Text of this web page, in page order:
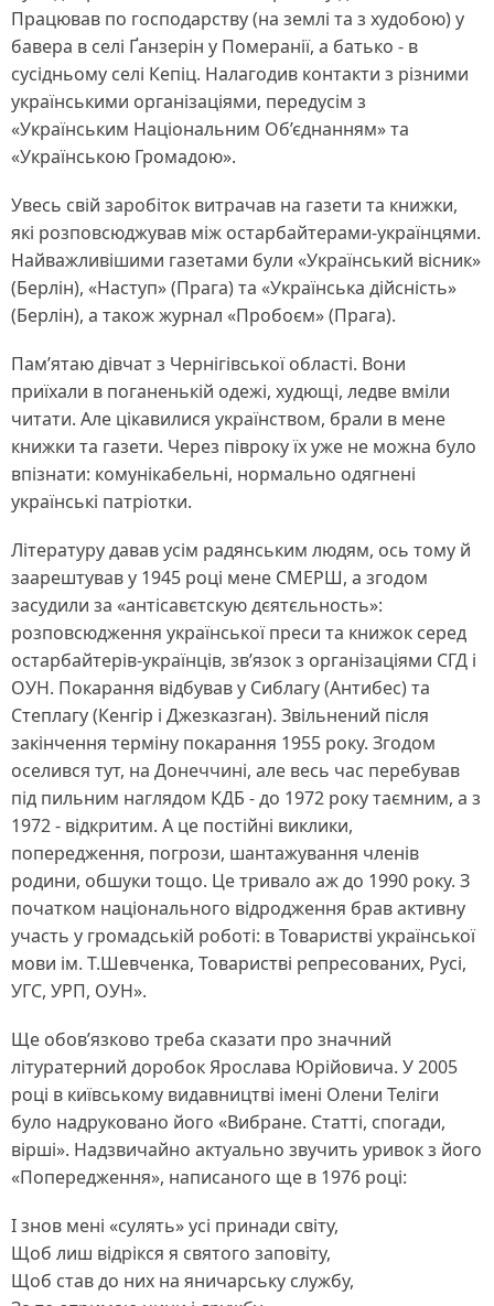
Працював по господарству (на землі та з худобою) у
бавера в селі Ґанзерін у Померанії, а батько - в
сусідньому селі Кепіц. Налагодив контакти з різними
українськими організаціями, передусім з
«Українським Національним Об’єднанням» та
«Українською Громадою».
Увесь свій заробіток витрачав на газети та книжки,
які розповсюджував між остарбайтерами-українцями.
Найважливішими газетами були «Український вісник»
(Берлін), «Наступ» (Прага) та «Українська дійсність»
(Берлін), а також журнал «Пробоєм» (Прага).
Пам’ятаю дівчат з Чернігівської області. Вони
приїхали в поганенькій одежі, худющі, ледве вміли
читати. Але цікавилися українством, брали в мене
книжки та газети. Через півроку їх уже не можна було
впізнати: комунікабельні, нормально одягнені
українські патріотки.
Літературу давав усім радянським людям, ось тому й
заарештував у 1945 році мене СМЕРШ, а згодом
засудили за «антісавєтскую дєятєльность»:
розповсюдження української преси та книжок серед
остарбайтерів-українців, зв’язок з організаціями СГД і
ОУН. Покарання відбував у Сиблагу (Антибес) та
Степлагу (Кенгір і Джезказган). Звільнений після
закінчення терміну покарання 1955 року. Згодом
оселився тут, на Донеччині, але весь час перебував
під пильним наглядом КДБ - до 1972 року таємним, а з
1972 - відкритим. А це постійні виклики,
попередження, погрози, шантажування членів
родини, обшуки тощо. Це тривало аж до 1990 року. З
початком національного відродження брав активну
участь у громадській роботі: в Товаристві української
мови ім. Т.Шевченка, Товаристві репресованих, Русі,
УГС, УРП, ОУН».
Ще обов’язково треба сказати про значний
літуратерний доробок Ярослава Юрійовича. У 2005
році в київському видавництві імені Олени Теліги
було надруковано його «Вибране. Статті, спогади,
вірші». Надзвичайно актуально звучить уривок з його
«Попередження», написаного ще в 1976 році:
І знов мені «сулять» усі принади світу,
Щоб лиш відрікся я святого заповіту,
Щоб став до них на яничарську службу,